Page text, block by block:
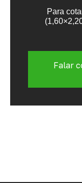
Para
Falar